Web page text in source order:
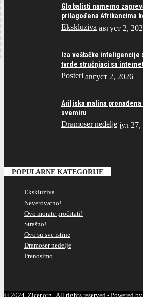
Globalisti namerno
prilagođena Afrikancima
Ekskluziva август 2,
Iza veštačke
tvrde stručnjaci sa
Posteri август 2, 2026
Ariljska malina
svemiru
Dramoser nedelje јул
POPULARNE KATEGORIJE
Ekskluziva
Neverovatno!
Ovo morate pročitati!
Strašno!
Ovo su sve istine
Dramoser nedelje
Prenosimo
© 2024. Zicer.org | All rights reserved - Powered